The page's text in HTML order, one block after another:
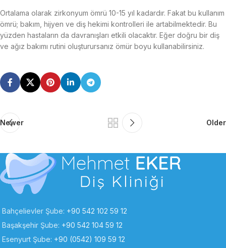
Ortalama olarak zirkonyum ömrü 10-15 yıl kadardır. Fakat bu kullanım
ömrü; bakım, hijyen ve diş hekimi kontrolleri ile artabilmektedir. Bu
yüzden hastaların da davranışları etkili olacaktır. Eğer doğru bir diş
ve ağız bakımı rutini oluşturursanız ömür boyu kullanabilirsiniz.
Newer Older
Bahçelievler Şube: +90 542 102 59 12
Başakşehir Şube: +90 542 104 59 12
Esenyurt Şube: +90 (0542) 109 59 12